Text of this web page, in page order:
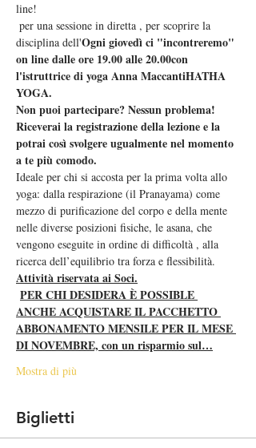
line!
per una sessione in diretta , per scoprire la
disciplina dell'Ogni giovedì ci "incontreremo"
on line dalle ore 19.00 alle 20.00con
l'istruttrice di yoga Anna MaccantiHATHA
YOGA.
Non puoi partecipare? Nessun problema!
Riceverai la registrazione della lezione e la
potrai così svolgere ugualmente nel momento
a te più comodo.
Ideale per chi si accosta per la prima volta allo
yoga: dalla respirazione (il Pranayama) come
mezzo di purificazione del corpo e della mente
nelle diverse posizioni fisiche, le asana, che
vengono eseguite in ordine di difficoltà , alla
ricerca dell’equilibrio tra forza e flessibilità.
Attività riservata ai Soci.
PER CHI DESIDERA È POSSIBLE
ANCHE ACQUISTARE IL PACCHETTO
ABBONAMENTO MENSILE PER IL MESE
DI NOVEMBRE, con un risparmio sul…
Mostra di più
Biglietti